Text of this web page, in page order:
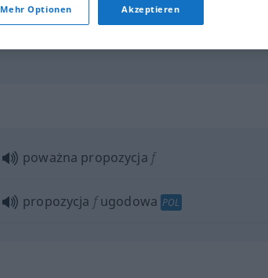
propozycja małżeństwa
poważna propozycja f
propozycja fugodowaPOL
Mehr Optionen Akzeptieren